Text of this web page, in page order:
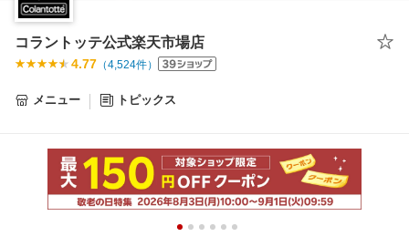
コラントッテ公式楽天市場店
4.77 （4,524件）
メニュー トピックス